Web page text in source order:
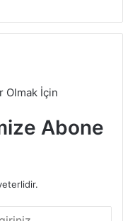
Olmak İçin
Abone